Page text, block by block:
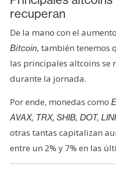
recuperan
De la mano con el
Bitcoin, también tenemos
las principales altcoins se
durante la jornada.
Por ende, monedas como
AVAX, TRX, SHIB, DOT,
otras tantas capitalizan
entre un 2% y 7% en las